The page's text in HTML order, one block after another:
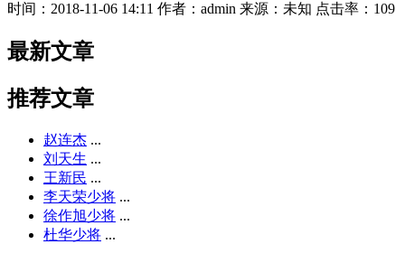
时间：2018-11-06 14:11 作者：admin 来源：未知 点击率：109
最新文章
推荐文章
赵连杰 ...
刘天生 ...
王新民 ...
李天荣少将 ...
徐作旭少将 ...
杜华少将 ...